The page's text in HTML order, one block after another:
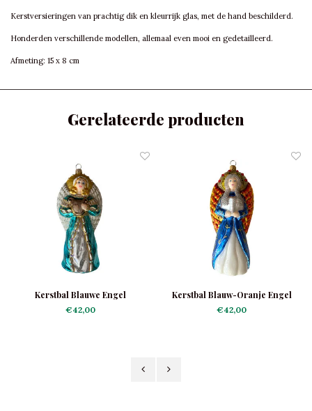
Kerstversieringen van prachtig dik en kleurrijk glas, met de hand beschilderd.
Honderden verschillende modellen, allemaal even mooi en gedetailleerd.
Afmeting: 15 x 8 cm
Gerelateerde producten
Kerstbal Blauwe Engel
€42,00
Kerstbal Blauw-Oranje Engel
€42,00